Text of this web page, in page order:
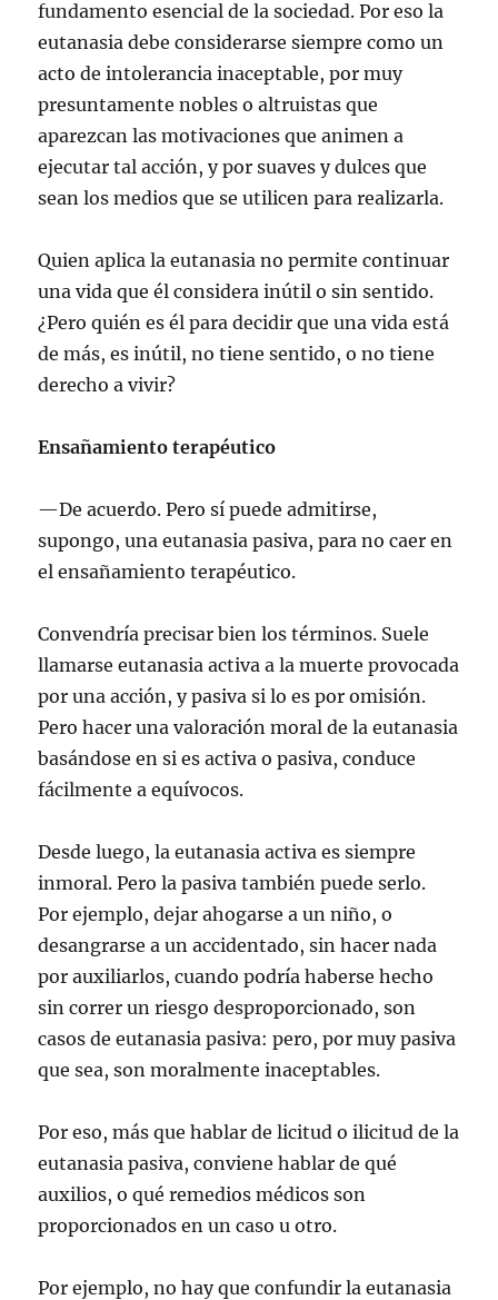
fundamento esencial de la sociedad. Por eso la
eutanasia debe considerarse siempre como un
acto de intolerancia inaceptable, por muy
presuntamente nobles o altruistas que
aparezcan las motivaciones que animen a
ejecutar tal acción, y por suaves y dulces que
sean los medios que se utilicen para realizarla.
Quien aplica la eutanasia no permite continuar
una vida que él considera inútil o sin sentido.
¿Pero quién es él para decidir que una vida está
de más, es inútil, no tiene sentido, o no tiene
derecho a vivir?
Ensañamiento terapéutico
—De acuerdo. Pero sí puede admitirse,
supongo, una eutanasia pasiva, para no caer en
el ensañamiento terapéutico.
Convendría precisar bien los términos. Suele
llamarse eutanasia activa a la muerte provocada
por una acción, y pasiva si lo es por omisión.
Pero hacer una valoración moral de la eutanasia
basándose en si es activa o pasiva, conduce
fácilmente a equívocos.
Desde luego, la eutanasia activa es siempre
inmoral. Pero la pasiva también puede serlo.
Por ejemplo, dejar ahogarse a un niño, o
desangrarse a un accidentado, sin hacer nada
por auxiliarlos, cuando podría haberse hecho
sin correr un riesgo desproporcionado, son
casos de eutanasia pasiva: pero, por muy pasiva
que sea, son moralmente inaceptables.
Por eso, más que hablar de licitud o ilicitud de la
eutanasia pasiva, conviene hablar de qué
auxilios, o qué remedios médicos son
proporcionados en un caso u otro.
Por ejemplo, no hay que confundir la eutanasia